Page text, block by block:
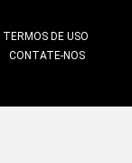
TERMOS DE USO
CONTATE-NOS